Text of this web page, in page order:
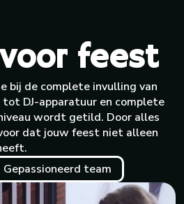
feest
bij de complete invulling van
DJ-apparatuur en complete
wordt getild. Door alles
dat jouw feest niet alleen
Gepassioneerd team